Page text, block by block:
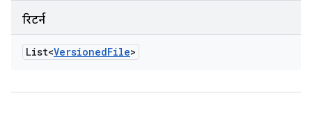
रिटर्न
List<VersionedFile>